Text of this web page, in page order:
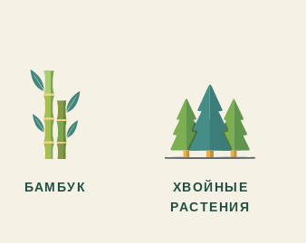
БАМБУК
ХВОЙНЫЕ
РАСТЕНИЯ